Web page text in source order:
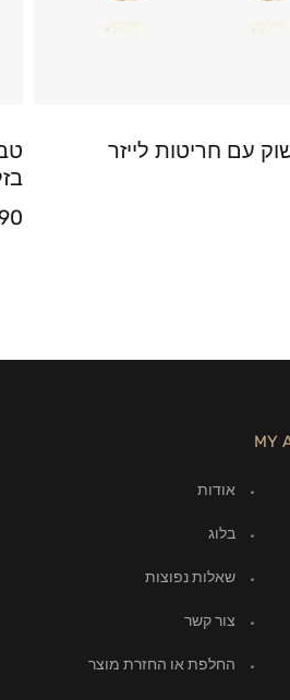
עם חריטות לייזר
MY
אודות
בלוג
שאלות נפוצות
צור קשר
החלפת או החזרת מוצר